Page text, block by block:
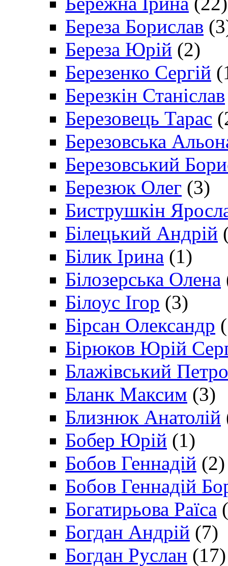
Береза Борислав
Береза Юрій (2)
Березенко Сергій
Березкін Станіслав
Березовець Тарас
Березовська
Березовський
Березюк Олег (3)
Биструшкін
Білецький Андрій
Білик Ірина (1)
Білозерська Олена
Білоус Ігор (3)
Бірсан Олександр
Бірюков Юрій
Блажівський Петро
Бланк Максим (3)
Близнюк Анатолій
Бобер Юрій (1)
Бобов Геннадій (2)
Бобов Геннадій
Богатирьова Раїса
Богдан Андрій (7)
Богдан Руслан (17)